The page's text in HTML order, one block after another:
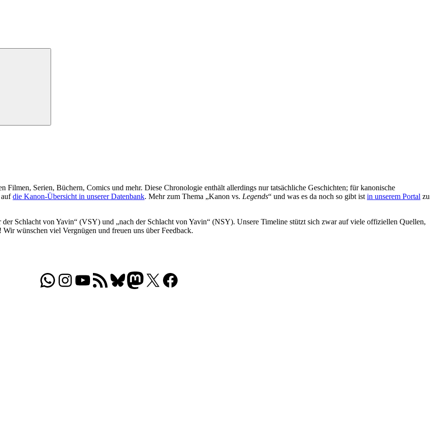
Filmen, Serien, Büchern, Comics und mehr. Diese Chronologie enthält allerdings nur tatsächliche Geschichten; für kanonische
die Kanon-Übersicht in unserer Datenbank. Mehr zum Thema „Kanon vs. Legends“ und was es da noch so gibt ist in unserem Portal zu
Schlacht von Yavin“ (VSY) und „nach der Schlacht von Yavin“ (NSY). Unsere Timeline stützt sich zwar auf viele offiziellen Quellen,
wünschen viel Vergnügen und freuen uns über Feedback.
WhatsApp
Folgt uns auf Instagram
Besucht unseren YouTube-Kanal
RSS-FeedBluesky
Folgt uns auf Mastodon
X Folgt uns auf Facebook